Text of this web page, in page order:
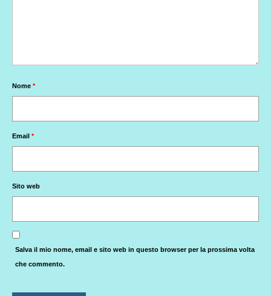
Nome *
Email *
Sito web
Salva il mio nome, email e sito web in questo browser per la prossima volta
che commento.